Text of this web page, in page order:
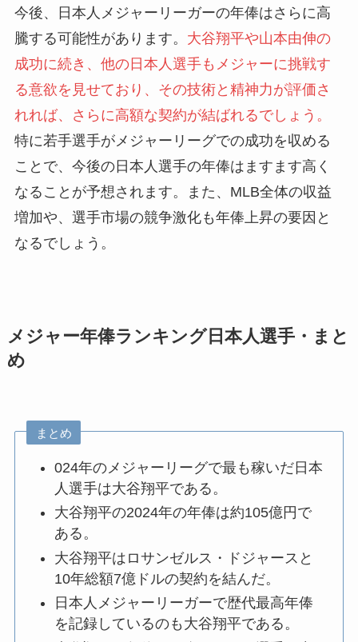
今後、日本人メジャーリーガーの年俸はさらに高
騰する可能性があります。 大谷翔平や山本由伸の
成功に続き、他の日本人選手もメジャーに挑戦す
る意欲を見せており、その技術と精神力が評価さ
れれば、さらに高額な契約が結ばれるでしょう。
特に若手選手がメジャーリーグでの成功を収める
ことで、今後の日本人選手の年俸はますます高く
なることが予想されます。また、MLB全体の収益
増加や、選手市場の競争激化も年俸上昇の要因と
なるでしょう。
メジャー年俸ランキング日本人選手・まと
め
まとめ
024年のメジャーリーグで最も稼いだ日本
人選手は大谷翔平である。
大谷翔平の2024年の年俸は約105億円で
ある。
大谷翔平はロサンゼルス・ドジャースと
10年総額7億ドルの契約を結んだ。
日本人メジャーリーガーで歴代最高年俸
を記録しているのも大谷翔平である。